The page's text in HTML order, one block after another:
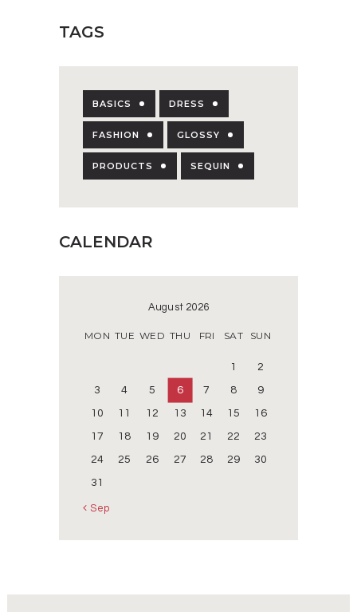
TAGS
BASICS DRESS
FASHION GLOSSY
PRODUCTS SEQUIN
CALENDAR
August 2026
MON TUE WED THU FRI SAT SUN
1 2
3 4 5 6 7 8 9
10 11 12 13 14 15 16
17 18 19 20 21 22 23
24 25 26 27 28 29 30
31
« Sep